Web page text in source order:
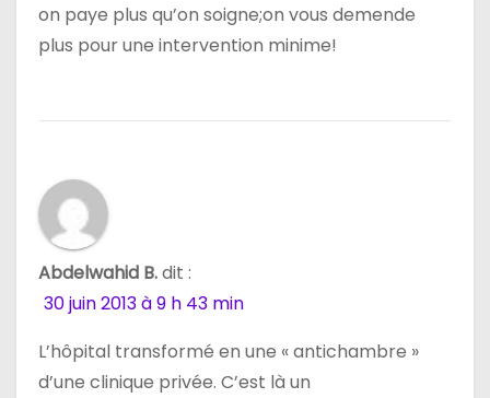
on paye plus qu’on soigne;on vous demende
plus pour une intervention minime!
Abdelwahid B.dit :
30 juin 2013 à 9 h 43 min
L’hôpital transformé en une « antichambre »
d’une clinique privée. C’est là un